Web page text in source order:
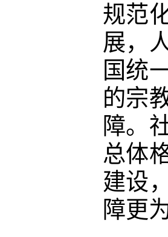
规范
展，
国统
的宗
障。
总体
建设
障更